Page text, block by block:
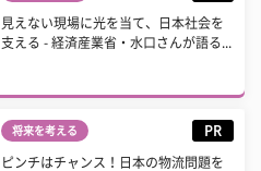
見えない現場に光を当て、日本社会を
支える - 経済産業省・水口さんが語る...
将来を考える PR
ピンチはチャンス！日本の物流問題を